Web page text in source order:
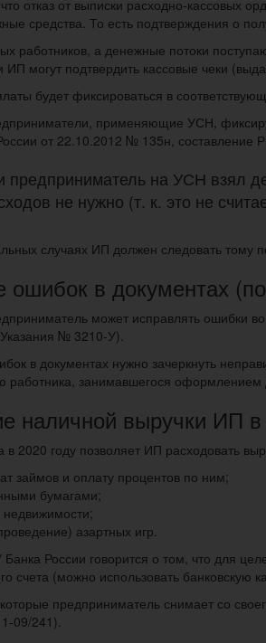
отказ от выписки расходно-кассовых
средства. То есть подтверждения о
работников, а денежные потоки
ИП могут подтвердить кассовые чеки
будет фиксироваться в
применяющие УСН,
от 22.10.2012 № 135н,
предприниматель на УСН взял
не нужно (т. к. это не
случаях ИП должен следовать тому
ошибок в документах
может исправлять ошибки
№ 3210-У).
в документах нужно зачеркнуть
работника, занимавшегося
наличной выручки ИП в
в 2020 году позволяет ИП расходовать
займов и оплату процентов по ним;
бумагами;
азартных игр.
России говорится о том, что для
счета (можно использовать
предприниматель снимает со
09/241).